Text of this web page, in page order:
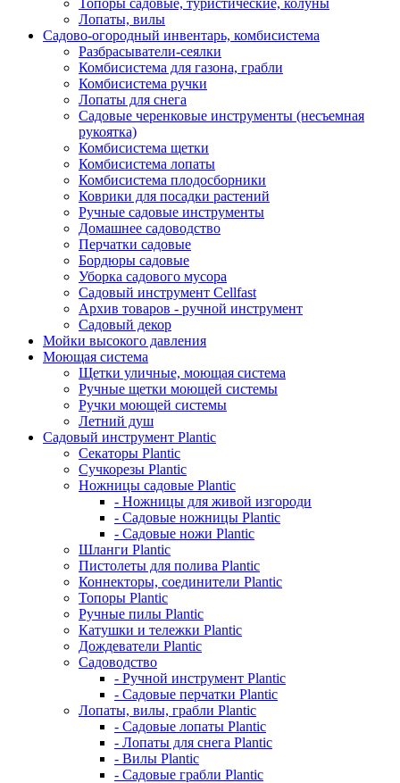
Топоры садовые, туристические, колуны
Лопаты, вилы
Садово-огородный инвентарь, комбисистема
Разбрасыватели-сеялки
Комбисистема для газона, грабли
Комбисистема ручки
Лопаты для снега
Садовые черенковые инструменты (несъемная
рукоятка)
Комбисистема щетки
Комбисистема лопаты
Комбисистема плодосборники
Коврики для посадки растений
Ручные садовые инструменты
Домашнее садоводство
Перчатки садовые
Бордюры садовые
Уборка садового мусора
Садовый инструмент Cellfast
Архив товаров - ручной инструмент
Садовый декор
Мойки высокого давления
Моющая система
Щетки уличные, моющая система
Ручные щетки моющей системы
Ручки моющей системы
Летний душ
Садовый инструмент Plantic
Секаторы Plantic
Сучкорезы Plantic
Ножницы садовые Plantic
- Ножницы для живой изгороди
- Садовые ножницы Plantic
- Садовые ножи Plantic
Шланги Plantic
Пистолеты для полива Plantic
Коннекторы, соединители Plantic
Топоры Plantic
Ручные пилы Plantic
Катушки и тележки Plantic
Дождеватели Plantic
Садоводство
- Ручной инструмент Plantic
- Садовые перчатки Plantic
Лопаты, вилы, грабли Plantic
- Садовые лопаты Plantic
- Лопаты для снега Plantic
- Вилы Plantic
- Садовые грабли Plantic